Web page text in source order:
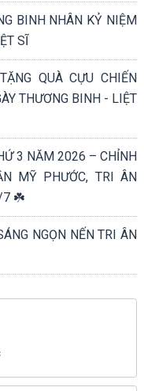
BINH NHÂN KỶ NIỆM
SĨ
QUÀ CỰU CHIẾN
THƯƠNG BINH - LIỆT
3 NĂM 2026 – CHỈNH
MỸ PHƯỚC, TRI ÂN
7 ☘️
NGỌN NẾN TRI ÂN